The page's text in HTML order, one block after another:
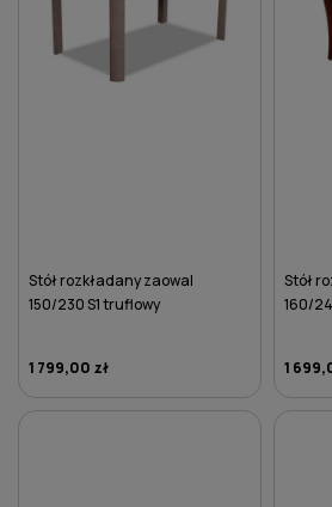
Stół rozkładany zaowal
150/230 S1 truflowy
1 799,00 zł
Stół
160/
1